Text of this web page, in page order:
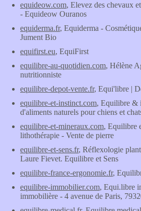
equideow.com, Elevez des chevaux
- Equideow Ouranos
equiderma.fr, Equiderma -
Jument Bio
equifirst.eu, EquiFirst
equilibre-au-quotidien.com, Hélène
nutritionniste
equilibre-depot-vente.fr, Equi'libre |
equilibre-et-instinct.com, Equilibre &
d'aliments naturels pour chiens et
equilibre-et-mineraux.com, Equilibre
lithothérapie - Vente de pierre
equilibre-et-sens.fr, Réflexologie
Laure Fievet. Equilibre et Sens
equilibre-france-ergonomie.fr,
equilibre-immobilier.com, Equi.libre
immobilière - 4 avenue de Paris,